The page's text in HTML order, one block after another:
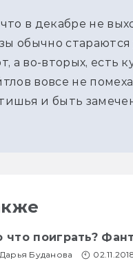
в декабре не
обычно стараются
а во-вторых, есть
вовсе не
и быть
что поиграть?
Дарья Буданова